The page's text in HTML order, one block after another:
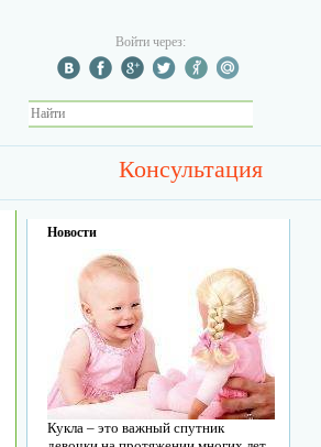
Войти через:
Консультация
Новости
Кукла – это важный спутник